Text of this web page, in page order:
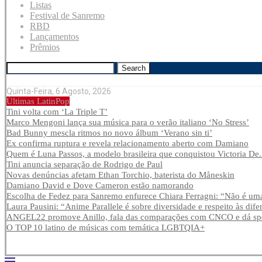
Listas
Festival de Sanremo
RBD
Lançamentos
Prêmios
Search
Quinta-Feira, 6 Agosto, 2026
Últimas LatinPop
Tini volta com ‘La Triple T’
Marco Mengoni lança sua música para o verão italiano ‘No Stress’
Bad Bunny mescla ritmos no novo álbum ‘Verano sin ti’
Ex confirma ruptura e revela relacionamento aberto com Damiano
Quem é Luna Passos, a modelo brasileira que conquistou Victoria
Tini anuncia separação de Rodrigo de Paul
Novas denúncias afetam Ethan Torchio, baterista do Måneskin
Damiano David e Dove Cameron estão namorando
Escolha de Fedez para Sanremo enfurece Chiara Ferragni: “Não é
Laura Pausini: “Anime Parallele é sobre diversidade e respeito às
ANGEL22 promove Anillo, fala das comparações com CNCO e dá
O TOP 10 latino de músicas com temática LGBTQIA+